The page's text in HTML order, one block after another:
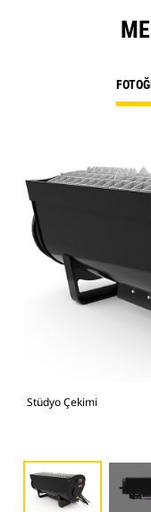
Stüdyo Çekimi